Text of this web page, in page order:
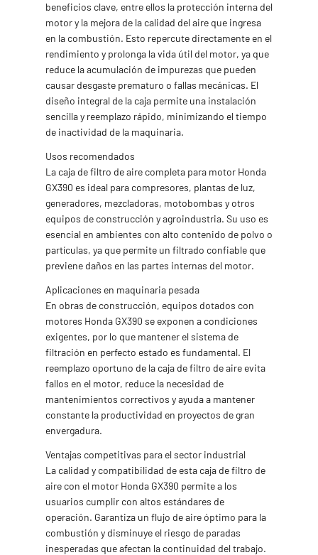
beneficios clave, entre ellos la protección interna del
motor y la mejora de la calidad del aire que ingresa
en la combustión. Esto repercute directamente en el
rendimiento y prolonga la vida útil del motor, ya que
reduce la acumulación de impurezas que pueden
causar desgaste prematuro o fallas mecánicas. El
diseño integral de la caja permite una instalación
sencilla y reemplazo rápido, minimizando el tiempo
de inactividad de la maquinaria.
Usos recomendados
La caja de filtro de aire completa para motor Honda
GX390 es ideal para compresores, plantas de luz,
generadores, mezcladoras, motobombas y otros
equipos de construcción y agroindustria. Su uso es
esencial en ambientes con alto contenido de polvo o
partículas, ya que permite un filtrado confiable que
previene daños en las partes internas del motor.
Aplicaciones en maquinaria pesada
En obras de construcción, equipos dotados con
motores Honda GX390 se exponen a condiciones
exigentes, por lo que mantener el sistema de
filtración en perfecto estado es fundamental. El
reemplazo oportuno de la caja de filtro de aire evita
fallos en el motor, reduce la necesidad de
mantenimientos correctivos y ayuda a mantener
constante la productividad en proyectos de gran
envergadura.
Ventajas competitivas para el sector industrial
La calidad y compatibilidad de esta caja de filtro de
aire con el motor Honda GX390 permite a los
usuarios cumplir con altos estándares de
operación. Garantiza un flujo de aire óptimo para la
combustión y disminuye el riesgo de paradas
inesperadas que afectan la continuidad del trabajo.